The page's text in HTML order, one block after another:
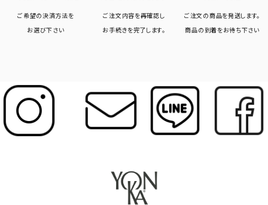
ご希望の決済方法を
お選び下さい
ご注文内容を再確認し
お手続きを完了します。
ご注文の商品を発送します。
商品の到着をお待ち下さい